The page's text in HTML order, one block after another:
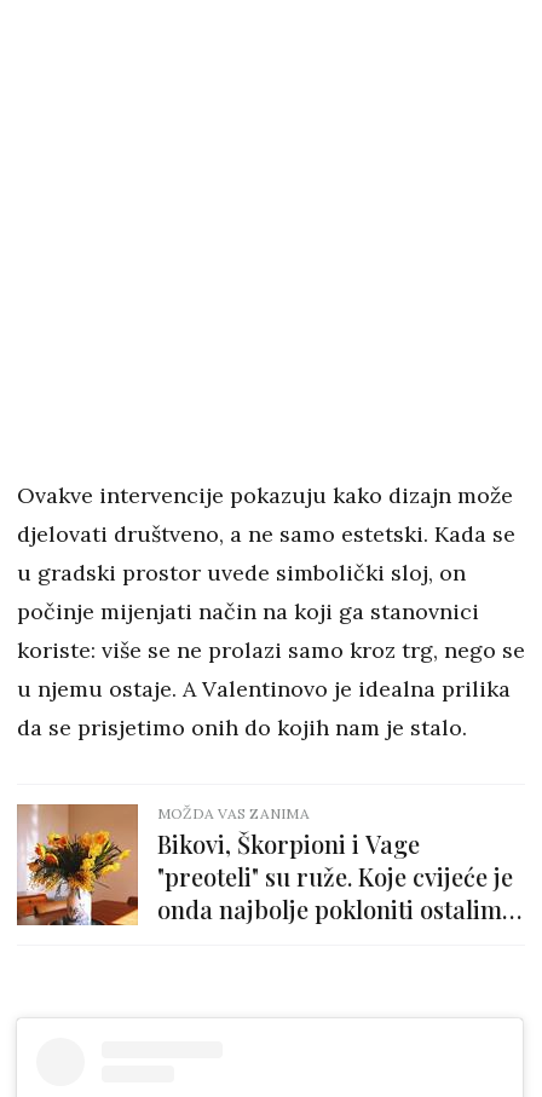
Ovakve intervencije pokazuju kako dizajn može
djelovati društveno, a ne samo estetski. Kada se
u gradski prostor uvede simbolički sloj, on
počinje mijenjati način na koji ga stanovnici
koriste: više se ne prolazi samo kroz trg, nego se
u njemu ostaje. A Valentinovo je idealna prilika
da se prisjetimo onih do kojih nam je stalo.
MOŽDA VAS ZANIMA
Bikovi, Škorpioni i Vage
"preoteli" su ruže. Koje cvijeće je
onda najbolje pokloniti ostalim